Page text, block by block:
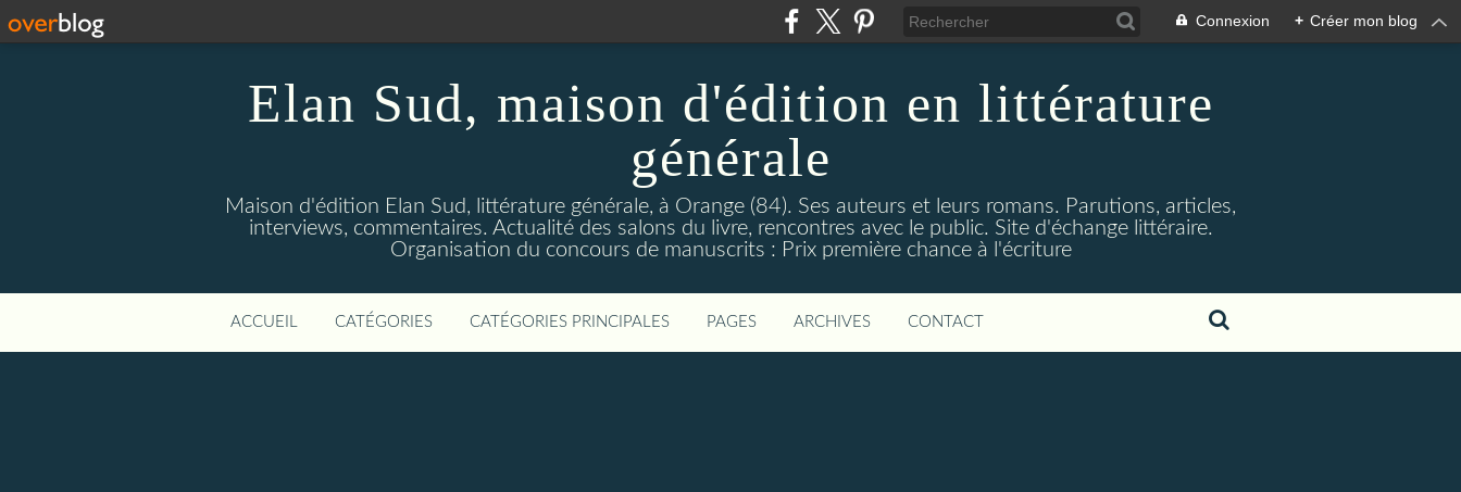
Connexion + Créer mon blog
Elan Sud, maison d'édition en littérature
générale
Maison d'édition Elan Sud, littérature générale, à Orange (84). Ses auteurs et leurs romans. Parutions, articles,
interviews, commentaires. Actualité des salons du livre, rencontres avec le public. Site d'échange littéraire.
Organisation du concours de manuscrits : Prix première chance à l'écriture
ACCUEIL CATÉGORIES CATÉGORIES PRINCIPALES PAGES ARCHIVES CONTACT